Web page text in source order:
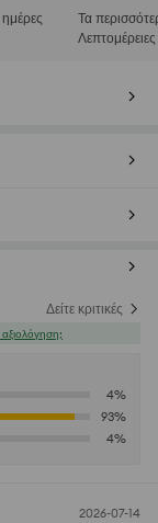
Τα
Λεπτομέρειες
Δείτε κριτικές
4%
93%
4%
2026-07-14